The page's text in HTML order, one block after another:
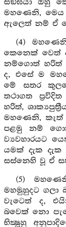
සඞ්ඝයා ඔහු
මහණෙනි, මෙය
ඇලෙත් නම් ඒ
(4)
කෙනෙක් වෙත්
නම්ගොත් හරිත්
ද, එසේ ම
මේ සතර
තථාගත
හරිත්,
මහණෙනි, කැත්
පළමු නම්
ව්‍යවහාරයට
යමක් දැක
සස්නෙහි වූ ඒ
(5)
මහමුහුදට ගලා
වැටෙත් ද,
බවෙක් නො
භික්‍ෂූහු